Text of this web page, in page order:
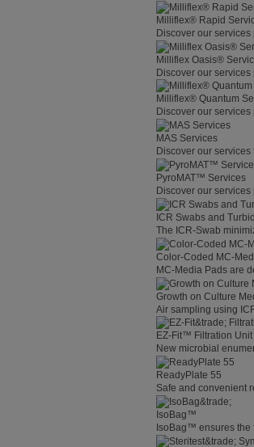
Milliflex® Rapid
Discover our
Milliflex Oasis®
Discover our
Milliflex® Quantum
Discover our
MAS Services
Discover our
PyroMAT™ Services
Discover our
ICR Swabs and
The ICR-Swab
Color-Coded MC-
MC-Media Pads are
Growth on Culture
Air sampling using
EZ-Fit™ Filtration Unit
New microbial
ReadyPlate 55
Safe and convenient
IsoBag™
IsoBag™ ensures the